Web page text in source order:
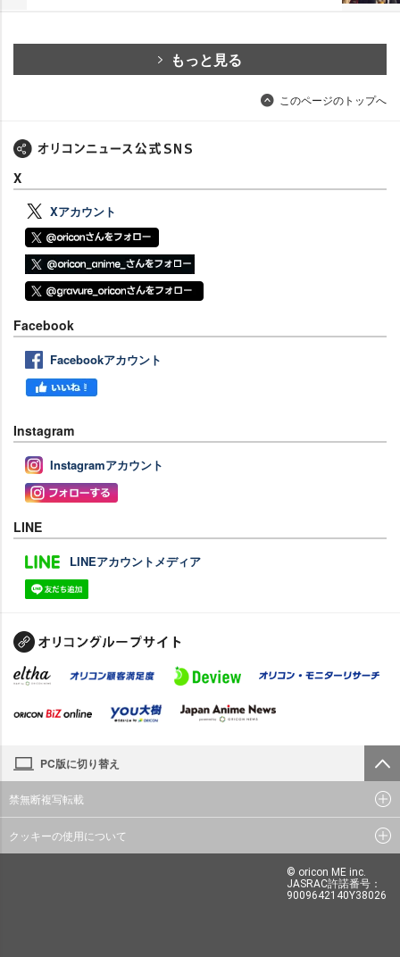
もっと見る
このページのトップへ
X
Xアカウント
Facebook
Facebookアカウント
Instagram
Instagramアカウント
LINE
LINEアカウントメディア
PC版に切り替え
禁無断複写転載
クッキーの使用について
© oricon ME inc.
JASRAC許諾番号：
9009642140Y38026